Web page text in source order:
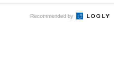
Recommended by